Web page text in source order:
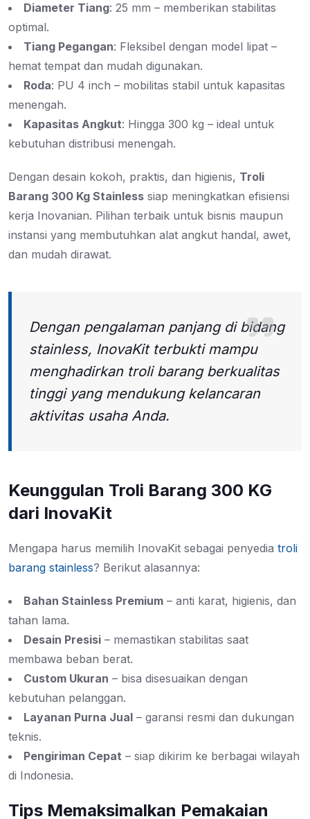
Diameter Tiang: 25 mm – memberikan stabilitas
optimal.
Tiang Pegangan: Fleksibel dengan model lipat –
hemat tempat dan mudah digunakan.
Roda: PU 4 inch – mobilitas stabil untuk kapasitas
menengah.
Kapasitas Angkut: Hingga 300 kg – ideal untuk
kebutuhan distribusi menengah.
Dengan desain kokoh, praktis, dan higienis, Troli
Barang 300 Kg Stainless siap meningkatkan efisiensi
kerja Inovanian. Pilihan terbaik untuk bisnis maupun
instansi yang membutuhkan alat angkut handal, awet,
dan mudah dirawat.
Dengan pengalaman panjang di bidang
stainless, InovaKit terbukti mampu
menghadirkan troli barang berkualitas
tinggi yang mendukung kelancaran
aktivitas usaha Anda.
Keunggulan Troli Barang 300 KG
dari InovaKit
Mengapa harus memilih InovaKit sebagai penyedia troli
barang stainless? Berikut alasannya:
Bahan Stainless Premium – anti karat, higienis, dan
tahan lama.
Desain Presisi – memastikan stabilitas saat
membawa beban berat.
Custom Ukuran – bisa disesuaikan dengan
kebutuhan pelanggan.
Layanan Purna Jual – garansi resmi dan dukungan
teknis.
Pengiriman Cepat – siap dikirim ke berbagai wilayah
di Indonesia.
Tips Memaksimalkan Pemakaian